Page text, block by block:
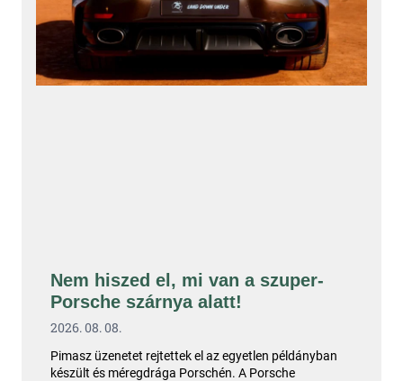
Nem hiszed el, mi van a szuper-
Porsche szárnya alatt!
2026. 08. 08.
Pimasz üzenetet rejtettek el az egyetlen példányban
készült és méregdrága Porschén. A Porsche